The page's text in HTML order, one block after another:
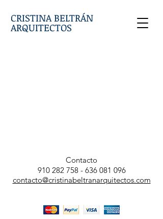
CRISTINA BELTRÁN
ARQUITECTOS
Contacto
910 282 758- 636 081 096
contacto@cristinabeltranarquitectos.com